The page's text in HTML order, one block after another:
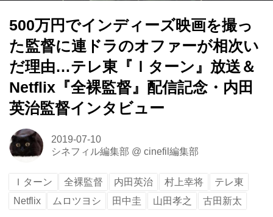
500万円でインディーズ映画を撮っ
た監督に連ドラのオファーが相次い
だ理由…テレ東『Ｉターン』放送＆
Netflix『全裸監督』配信記念・内田
英治監督インタビュー
2019-07-10
シネフィル編集部 @ cinefil編集部
Ｉターン 全裸監督 内田英治 村上幸将
テレ東
Netflix
ムロツヨシ 田中圭 山田孝之 古田新太